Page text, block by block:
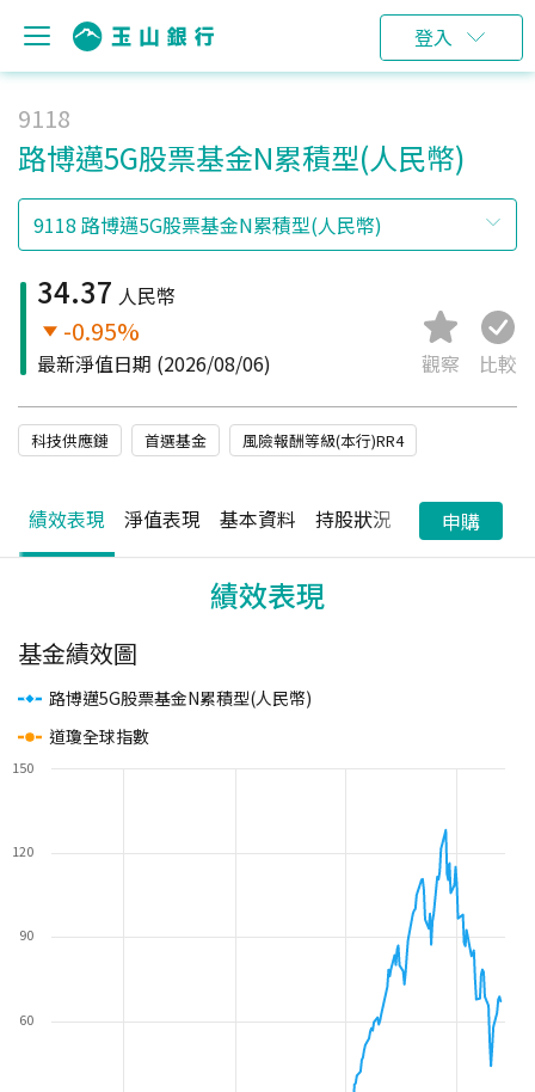
登入
9118
路博邁5G股票基金N累積型(人民幣)
34.37 人民幣
-0.95%
最新淨值日期 (2026/08/06) 觀察 比較
科技供應鏈 首選基金 風險報酬等級(本行)RR4
績效表現 淨值表現 基本資料 持股狀況 配息狀況
申購
績效表現
基金績效圖
路博邁5G股票基金N累積型(人民幣)
道瓊全球指數
60
90
120
150